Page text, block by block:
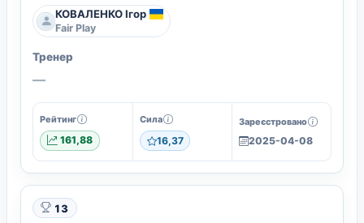
КОВАЛЕНКО Ігор
Fair Play
Тренер
—
Рейтинг
161,88
Сила
16,37
Зареєстровано
2025-04-08
13